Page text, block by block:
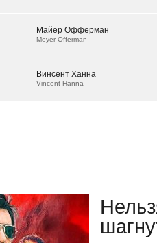
Майер Офферман
Meyer Offerman
Винсент Ханна
Vincent Hanna